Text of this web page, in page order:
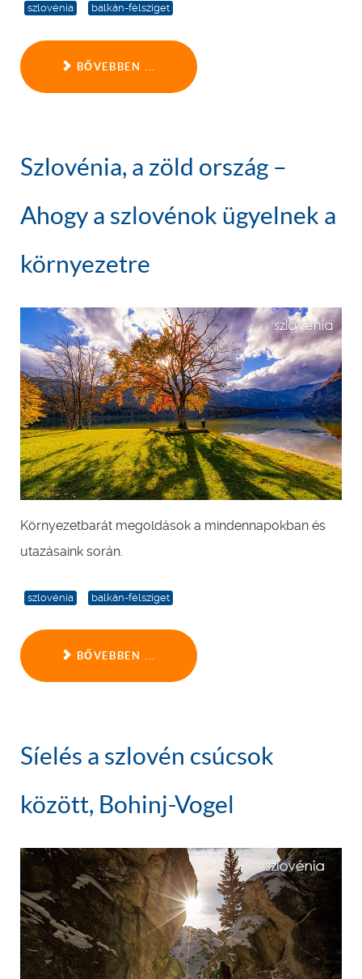
szlovénia balkán-félsziget
BŐVEBBEN ...
Szlovénia, a zöld ország –
Ahogy a szlovénok ügyelnek a
környezetre
Környezetbarát megoldások a mindennapokban és
utazásaink során.
szlovénia balkán-félsziget
BŐVEBBEN ...
Síelés a szlovén csúcsok
között, Bohinj-Vogel